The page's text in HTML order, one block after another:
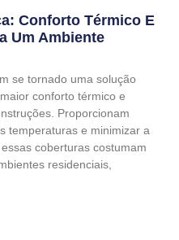
Conforto Térmico E
Um Ambiente
se tornado uma solução
conforto térmico e
Proporcionam
temperaturas e minimizar a
coberturas costumam
residenciais,